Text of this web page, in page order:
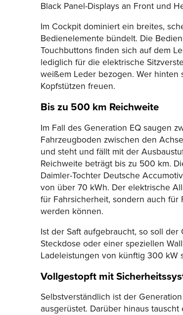
Black Panel-Displays an Front und
Im Cockpit dominiert ein breites,
Bedienelemente bündelt. Die
Touchbuttons finden sich auf dem
lediglich für die elektrische
weißem Leder bezogen. Wer
Kopfstützen freuen.
Bis zu 500 km Reichweite
Im Fall des Generation EQ saugen
Fahrzeugboden zwischen den
und steht und fällt mit der
Reichweite beträgt bis zu 500 km.
Daimler-Tochter Deutsche
von über 70 kWh. Der elektrische
für Fahrsicherheit, sondern auch
werden können.
Ist der Saft aufgebraucht, so soll
Steckdose oder einer speziellen
Ladeleistungen von künftig 300 kW
Vollgestopft mit
Selbstverständlich ist der
ausgerüstet. Darüber hinaus